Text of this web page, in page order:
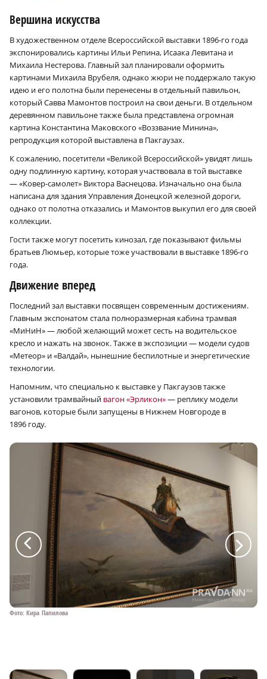
Вершина искусства
В художественном отделе Всероссийской выставки 1896-го года
экспонировались картины Ильи Репина, Исаака Левитана и
Михаила Нестерова. Главный зал планировали оформить
картинами Михаила Врубеля, однако жюри не поддержало такую
идею и его полотна были перенесены в отдельный павильон,
который Савва Мамонтов построил на свои деньги. В отдельном
деревянном павильоне также была представлена огромная
картина Константина Маковского «Воззвание Минина»,
репродукция которой выставлена в Пакгаузах.
К сожалению, посетители «Великой Всероссийской» увидят лишь
одну подлинную картину, которая участвовала в той выставке
— «Ковер-самолет» Виктора Васнецова. Изначально она была
написана для здания Управления Донецкой железной дороги,
однако от полотна отказались и Мамонтов выкупил его для своей
коллекции.
Гости также могут посетить кинозал, где показывают фильмы
братьев Люмьер, которые тоже участвовали в выставке 1896-го
года.
Движение вперед
Последний зал выставки посвящен современным достижениям.
Главным экспонатом стала полноразмерная кабина трамвая
«МиНиН» — любой желающий может сесть на водительское
кресло и нажать на звонок. Также в экспозиции — модели судов
«Метеор» и «Валдай», нынешние беспилотные и энергетические
технологии.
Напомним, что специально к выставке у Пакгаузов также
установили трамвайный вагон «Эрликон»— реплику модели
вагонов, которые были запущены в Нижнем Новгороде в
1896 году.
Фото: Кира Папилова
a a